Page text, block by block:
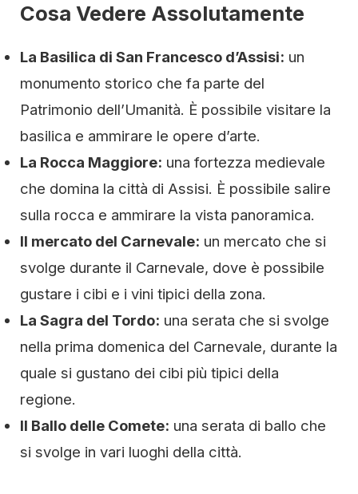
Cosa Vedere Assolutamente
La Basilica di San Francesco d’Assisi: un
monumento storico che fa parte del
Patrimonio dell’Umanità. È possibile visitare la
basilica e ammirare le opere d’arte.
La Rocca Maggiore: una fortezza medievale
che domina la città di Assisi. È possibile salire
sulla rocca e ammirare la vista panoramica.
Il mercato del Carnevale: un mercato che si
svolge durante il Carnevale, dove è possibile
gustare i cibi e i vini tipici della zona.
La Sagra del Tordo: una serata che si svolge
nella prima domenica del Carnevale, durante la
quale si gustano dei cibi più tipici della
regione.
Il Ballo delle Comete: una serata di ballo che
si svolge in vari luoghi della città.